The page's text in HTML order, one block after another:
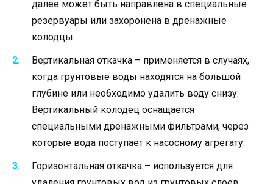
далее может быть направлена в специальные
резервуары или захоронена в дренажные
колодцы.
Вертикальная откачка – применяется в случаях,
когда грунтовые воды находятся на большой
глубине или необходимо удалить воду снизу.
Вертикальный колодец оснащается
специальными дренажными фильтрами, через
которые вода поступает к насосному агрегату.
Горизонтальная откачка – используется для